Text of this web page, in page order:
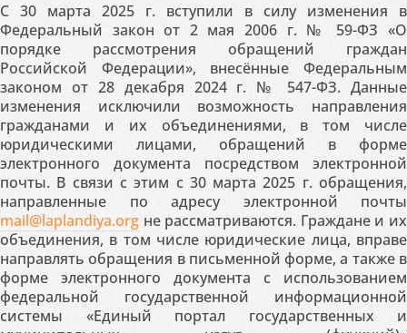
С 30 марта 2025 г. вступили в силу изменения в
Федеральный закон от 2 мая 2006 г. № 59-ФЗ «О
порядке рассмотрения обращений граждан
Российской Федерации», внесённые Федеральным
законом от 28 декабря 2024 г. № 547-ФЗ. Данные
изменения исключили возможность направления
гражданами и их объединениями, в том числе
юридическими лицами, обращений в форме
электронного документа посредством электронной
почты. В связи с этим с 30 марта 2025 г. обращения,
направленные по адресу электронной почты
mail@laplandiya.org не рассматриваются. Граждане и их
объединения, в том числе юридические лица, вправе
направлять обращения в письменной форме, а также в
форме электронного документа с использованием
федеральной государственной информационной
системы «Единый портал государственных и